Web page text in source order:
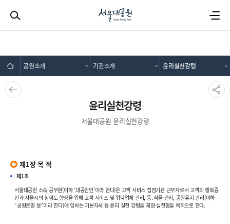
공원소개 기관소개 윤리실천강령
뒤로가
기
SNS공
유
윤리실천강령
서울대공원 윤리실천강령
제1장 목 적
제1조
서울대공원 소속 공무원(이하 ‘대공원인’이라 한다)은 고객 서비스 접점기관 근무자로서 고객의 행복증
진과 서울시의 청렴도 향상을 위해 고객 서비스 및 위탁업체 관리, 동․식물 관리, 공원유지 관리(이하
“공원운영 등”이라 한다)에 임하는 기본자세 등 윤리 실천 강령을 제정·실천함을 목적으로 한다.